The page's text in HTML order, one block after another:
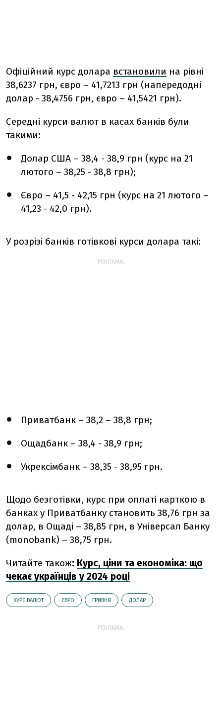
Офіційний курс долара встановили на рівні
38,6237 грн, євро – 41,7213 грн (напередодні
долар - 38,4756 грн, євро – 41,5421 грн).
Середні курси валют в касах банків були
такими:
Долар США – 38,4 - 38,9 грн (курс на 21
лютого – 38,25 - 38,8 грн);
Євро – 41,5 - 42,15 грн (курс на 21 лютого –
41,23 - 42,0 грн).
У розрізі банків готівкові курси долара такі:
РЕКЛАМА:
Приватбанк – 38,2 – 38,8 грн;
Ощадбанк – 38,4 - 38,9 грн;
Укрексімбанк – 38,35 - 38,95 грн.
Щодо безготівки, курс при оплаті карткою в
банках у Приватбанку становить 38,76 грн за
долар, в Ощаді – 38,85 грн, в Універсал Банку
(monobank) – 38,75 грн.
Читайте також: Курс, ціни та економіка: що
чекає українців у 2024 році
КУРС ВАЛЮТ ЄВРО ГРИВНЯ ДОЛАР
РЕКЛАМА: